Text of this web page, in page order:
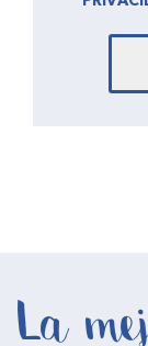
La